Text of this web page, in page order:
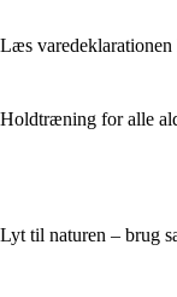
Læs
Holdtræning for alle
Lyt til naturen – brug